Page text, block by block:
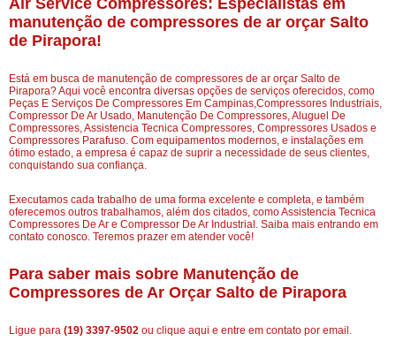
Air Service Compressores: Especialistas em
manutenção de compressores de ar orçar Salto
de Pirapora!
Está em busca de manutenção de compressores de ar orçar Salto de
Pirapora? Aqui você encontra diversas opções de serviços oferecidos, como
Peças E Serviços De Compressores Em Campinas,Compressores Industriais,
Compressor De Ar Usado, Manutenção De Compressores, Aluguel De
Compressores, Assistencia Tecnica Compressores, Compressores Usados e
Compressores Parafuso. Com equipamentos modernos, e instalações em
ótimo estado, a empresa é capaz de suprir a necessidade de seus clientes,
conquistando sua confiança.
Executamos cada trabalho de uma forma excelente e completa, e também
oferecemos outros trabalhamos, além dos citados, como Assistencia Tecnica
Compressores De Ar e Compressor De Ar Industrial. Saiba mais entrando em
contato conosco. Teremos prazer em atender você!
Para saber mais sobre Manutenção de
Compressores de Ar Orçar Salto de Pirapora
Ligue para (19) 3397-9502 ou clique aqui e entre em contato por email.